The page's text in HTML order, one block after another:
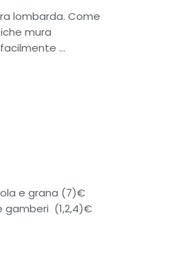
lombarda. Come
mura
…
e grana (7)€
gamberi (1,2,4)€